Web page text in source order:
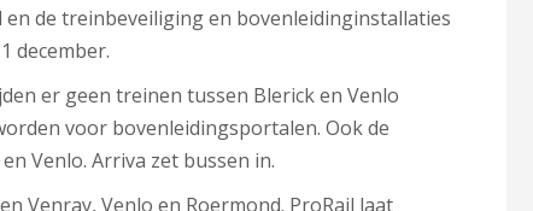
de treinbeveiliging en bovenleidinginstallaties
december.
er geen treinen tussen Blerick en Venlo
voor bovenleidingsportalen. Ook de
Venlo. Arriva zet bussen in.
Venray, Venlo en Roermond. ProRail laat